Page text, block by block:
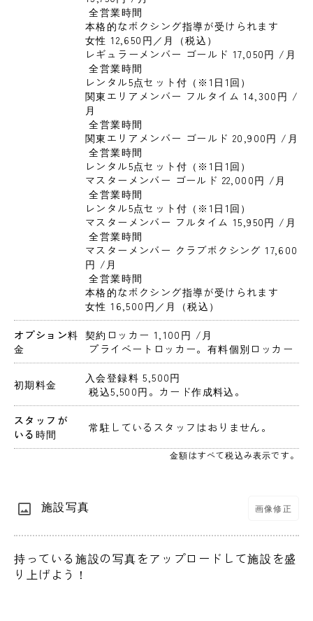
全営業時間
本格的なボクシング指導が受けられます
女性 12,650円／月（税込）
レギュラーメンバー ゴールド 17,050円 /月
全営業時間
レンタル5点セット付（※1日1回）
関東エリアメンバー フルタイム 14,300円 /
月
全営業時間
関東エリアメンバー ゴールド 20,900円 /月
全営業時間
レンタル5点セット付（※1日1回）
マスターメンバー ゴールド 22,000円 /月
全営業時間
レンタル5点セット付（※1日1回）
マスターメンバー フルタイム 15,950円 /月
全営業時間
マスターメンバー クラブボクシング 17,600
円 /月
全営業時間
本格的なボクシング指導が受けられます
女性 16,500円／月（税込）
オプション料
金
契約ロッカー 1,100円 /月
プライベートロッカー。有料個別ロッカー
初期料金
入会登録料 5,500円
税込5,500円。カード作成料込。
スタッフが
いる時間
常駐しているスタッフはおりません。
金額はすべて税込み表示です。
施設写真 画像修正
持っている施設の写真をアップロードして施設を盛
り上げよう！